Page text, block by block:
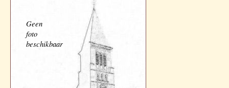
Geen
foto
beschikbaar